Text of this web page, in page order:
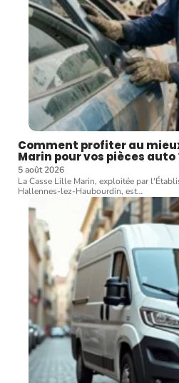
Comment profiter au
Marin pour vos pièces auto
5 août 2026
La Casse Lille Marin, exploitée par
Hallennes-lez-Haubourdin, est…